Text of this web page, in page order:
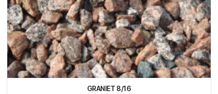
GRANIET 8/16